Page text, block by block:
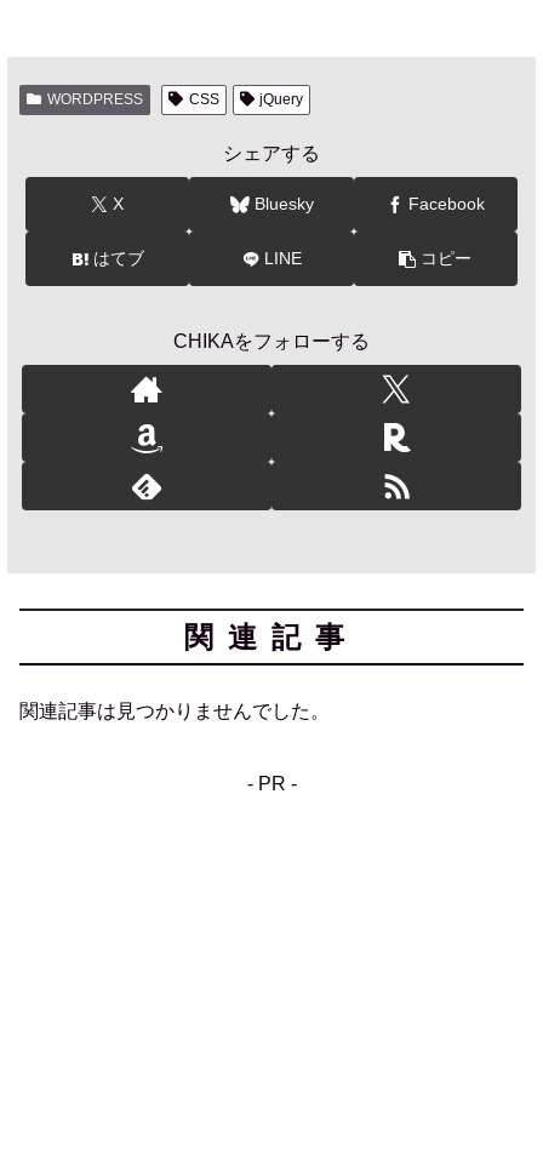
WORDPRESS CSS jQuery
シェアする
X Bluesky Facebook
はてブ LINE コピー
CHIKAをフォローする
関連記事
関連記事は見つかりませんでした。
- PR -